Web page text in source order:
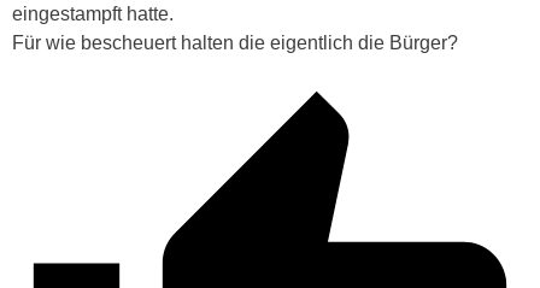
eingestampft hatte.
Für wie bescheuert halten die eigentlich die Bürger?